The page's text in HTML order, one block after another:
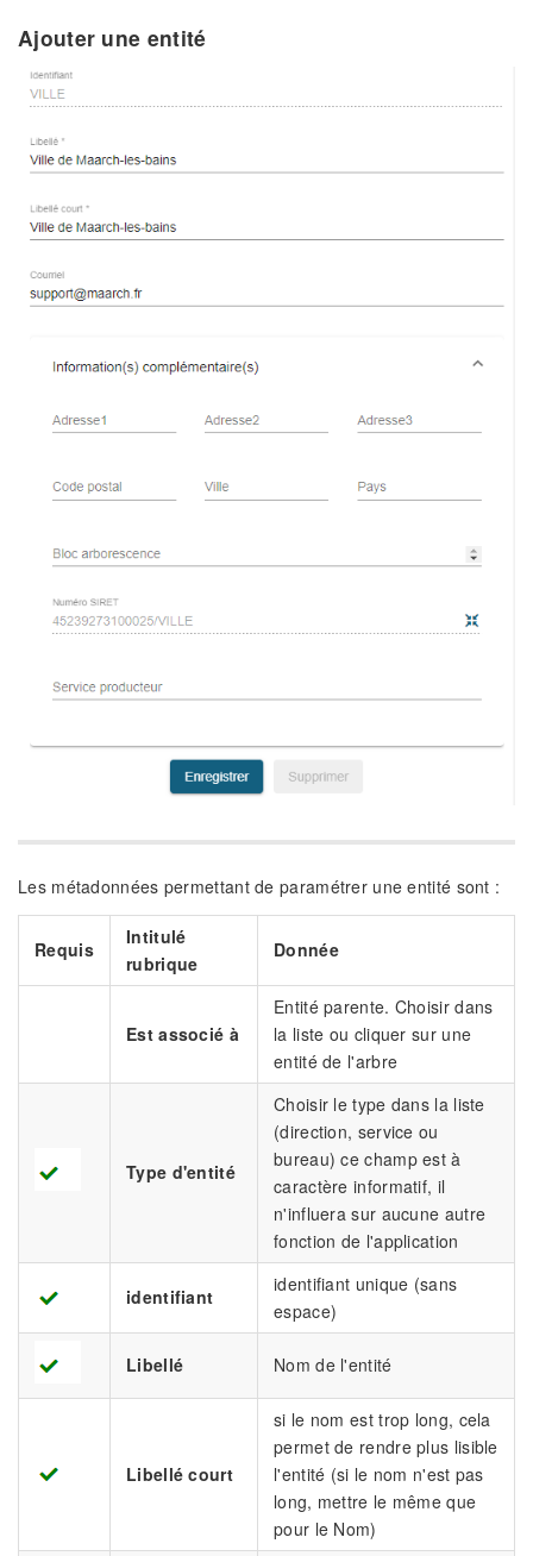
Ajouter une entité
Les métadonnées permettant de paramétrer une entité sont :
Requis
Intitulé
rubrique
Donnée
Est associé à
Entité parente. Choisir dans
la liste ou cliquer sur une
entité de l'arbre
Type d'entité
Choisir le type dans la liste
(direction, service ou
bureau) ce champ est à
caractère informatif, il
n'influera sur aucune autre
fonction de l'application
identifiant
identifiant unique (sans
espace)
Libellé Nom de l'entité
Libellé court
si le nom est trop long, cela
permet de rendre plus lisible
l'entité (si le nom n'est pas
long, mettre le même que
pour le Nom)